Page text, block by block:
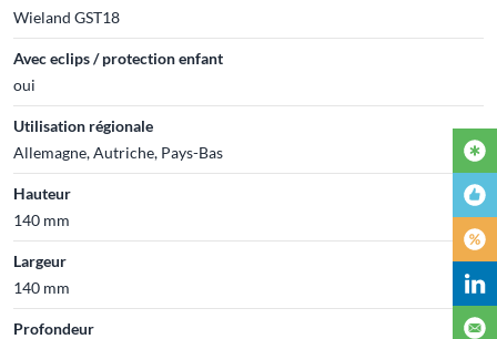
Wieland GST18
Avec eclips / protection enfant
oui
Utilisation régionale
Allemagne, Autriche, Pays-Bas
Hauteur
140 mm
Largeur
140 mm
Profondeur